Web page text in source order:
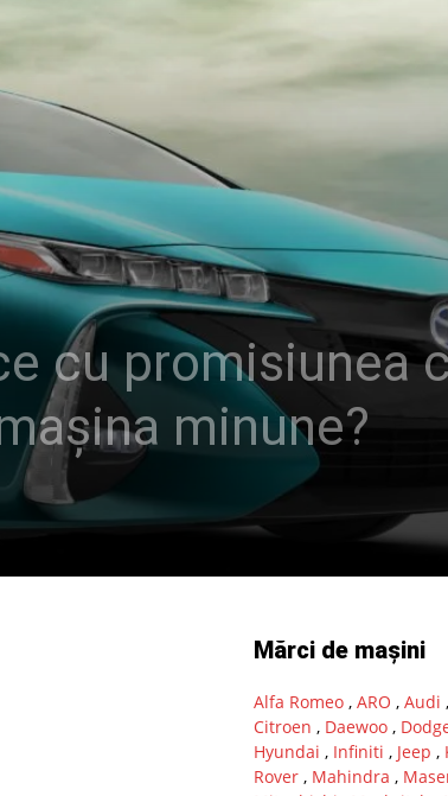
cu promisiunea
minune?
Mărci de mașini
Alfa Romeo, ARO , Audi ,
Citroen , Daewoo,
Hyundai , Infiniti , Jeep ,
Rover, Mahindra ,